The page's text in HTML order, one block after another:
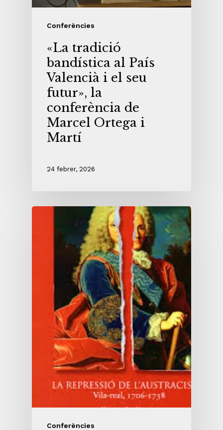
Conferències
«La tradició
bandística al País
Valencià i el seu
futur», la
conferència de
Marcel Ortega i
Martí
24 febrer, 2026
Conferències